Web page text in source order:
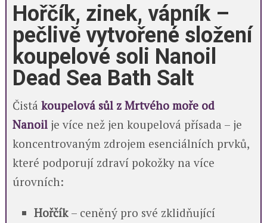
Hořčík, zinek, vápník –
pečlivě vytvořené složení
koupelové soli Nanoil
Dead Sea Bath Salt
Čistá koupelová sůl z Mrtvého moře od
Nanoilje více než jen koupelová přísada – je
koncentrovaným zdrojem esenciálních prvků,
které podporují zdraví pokožky na více
úrovních:
Hořčík – ceněný pro své zklidňující